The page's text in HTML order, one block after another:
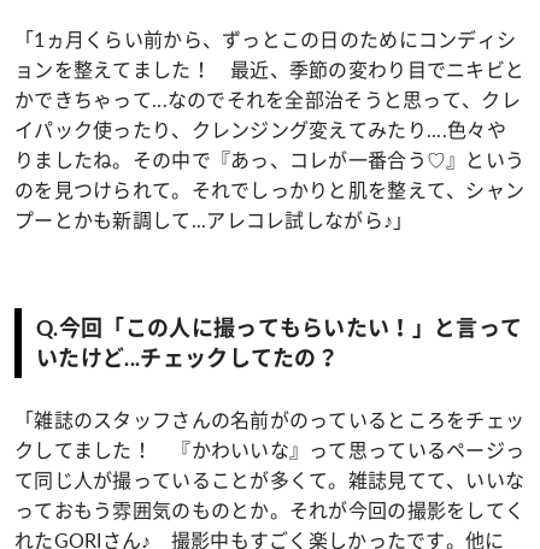
「1ヵ月くらい前から、ずっとこの日のためにコンディシ
ョンを整えてました！ 最近、季節の変わり目でニキビと
かできちゃって...なのでそれを全部治そうと思って、クレ
イパック使ったり、クレンジング変えてみたり....色々や
りましたね。その中で『あっ、コレが一番合う♡』という
のを見つけられて。それでしっかりと肌を整えて、シャン
プーとかも新調して...アレコレ試しながら♪」
Q.今回「この人に撮ってもらいたい！」と言って
いたけど...チェックしてたの？
「雑誌のスタッフさんの名前がのっているところをチェッ
クしてました！ 『かわいいな』って思っているページっ
て同じ人が撮っていることが多くて。雑誌見てて、いいな
っておもう雰囲気のものとか。それが今回の撮影をしてく
れたGORIさん♪ 撮影中もすごく楽しかったです。他に